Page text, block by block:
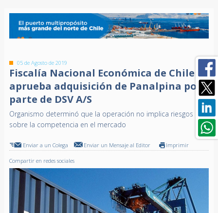
05 de Agosto de 2019
Fiscalía Nacional Económica de Chile
aprueba adquisición de Panalpina por
parte de DSV A/S
Organismo determinó que la operación no implica riesgos
sobre la competencia en el mercado
Enviar a un Colega Enviar un Mensaje al Editor Imprimir
Compartir en redes sociales